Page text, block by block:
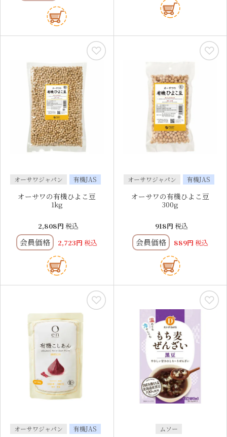
オーサワジャパン 有機JAS
オーサワの有機ひよこ豆
1kg
2,808 税込
会員価格 2,723 税込
オーサワジャパン 有機JAS
オーサワの有機ひよこ豆
300g
918 税込
会員価格 889 税込
オーサワジャパン 有機JAS ムソー